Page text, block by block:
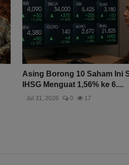
Asing Borong 10 Saham Ini
IHSG Menguat 1,56% ke 6....
Jul 31, 2026 0 17